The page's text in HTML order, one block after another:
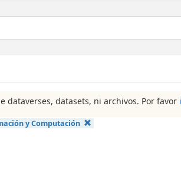
dataverses, datasets, ni archivos. Por favor
y Computación